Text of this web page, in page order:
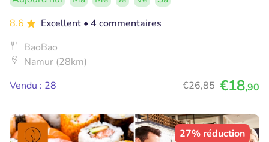
8.6
Excellent • 4 commentaires
BaoBao
Namur (28km)
Vendu : 28
€26,85 €18,90
27% réduction